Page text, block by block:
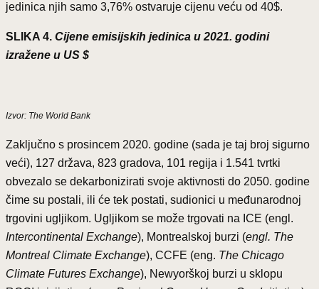
jedinica njih samo 3,76% ostvaruje cijenu veću od 40$.
SLIKA 4. Cijene emisijskih jedinica u 2021. godini
izražene u US $
Izvor: The World Bank
Zaključno s prosincem 2020. godine (sada je taj broj sigurno
veći), 127 država, 823 gradova, 101 regija i 1.541 tvrtki
obvezalo se dekarbonizirati svoje aktivnosti do 2050. godine
čime su postali, ili će tek postati, sudionici u međunarodnoj
trgovini ugljikom. Ugljikom se može trgovati na ICE (engl.
Intercontinental Exchange), Montrealskoj burzi (engl. The
Montreal Climate Exchange), CCFE (eng. The Chicago
Climate Futures Exchange), Newyorškoj burzi u sklopu